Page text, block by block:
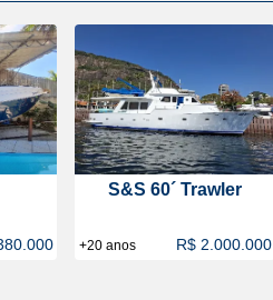
S&S 60´ Trawler
+20 anos R$ 2.000.000